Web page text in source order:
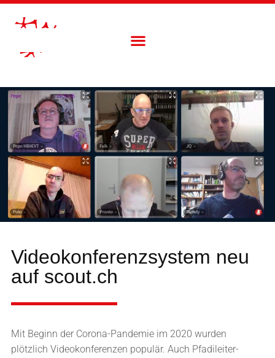
Videokonferenzsystem neu
auf scout.ch
Mit Beginn der Corona-Pandemie im 2020 wurden
plötzlich Videokonferenzen populär. Auch Pfadileiter-